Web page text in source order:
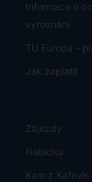
Informace o
vyrovnání
TU Europa -
Jak zaplatit
Zájezdy
Nabídka
Kam z Katovic